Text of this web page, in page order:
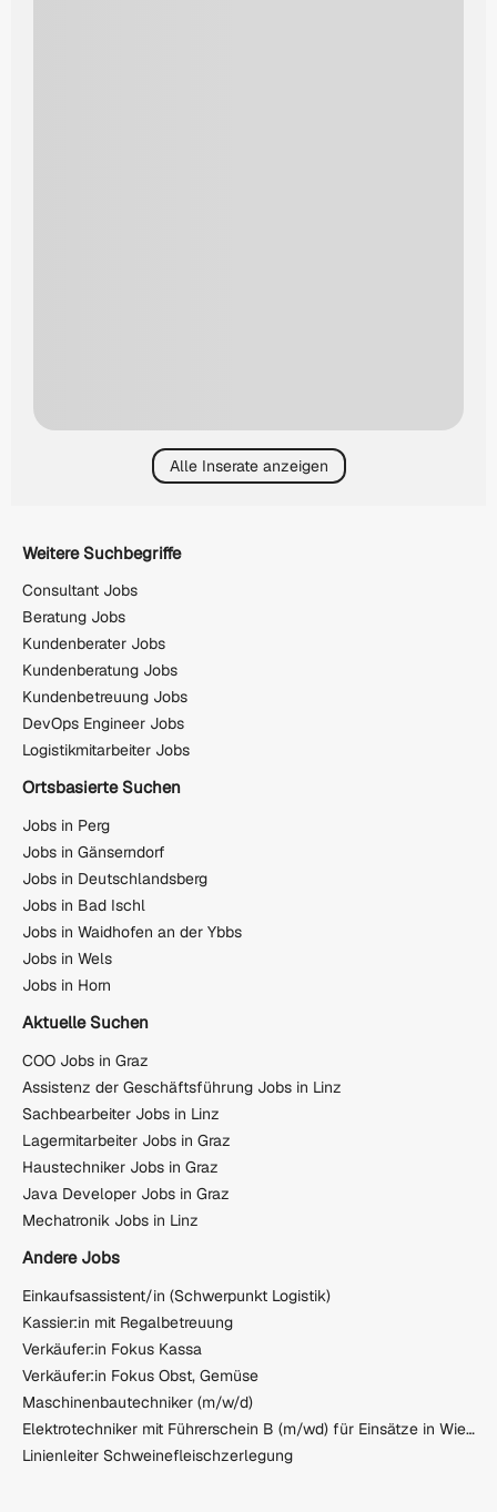
Alle Inserate anzeigen
Weitere Suchbegriffe
Consultant Jobs
Beratung Jobs
Kundenberater Jobs
Kundenberatung Jobs
Kundenbetreuung Jobs
DevOps Engineer Jobs
Logistikmitarbeiter Jobs
Ortsbasierte Suchen
Jobs in Perg
Jobs in Gänserndorf
Jobs in Deutschlandsberg
Jobs in Bad Ischl
Jobs in Waidhofen an der Ybbs
Jobs in Wels
Jobs in Horn
Aktuelle Suchen
COO Jobs in Graz
Assistenz der Geschäftsführung Jobs in Linz
Sachbearbeiter Jobs in Linz
Lagermitarbeiter Jobs in Graz
Haustechniker Jobs in Graz
Java Developer Jobs in Graz
Mechatronik Jobs in Linz
Andere Jobs
Einkaufsassistent/in (Schwerpunkt Logistik)
Kassier:in mit Regalbetreuung
Verkäufer:in Fokus Kassa
Verkäufer:in Fokus Obst, Gemüse
Maschinenbautechniker (m/w/d)
Elektrotechniker mit Führerschein B (m/wd) für Einsätze in Wien und Umgebung
Linienleiter Schweinefleischzerlegung